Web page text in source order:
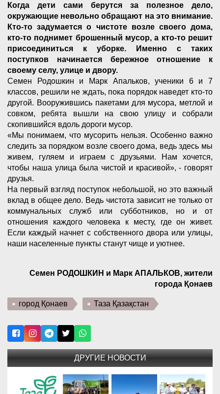
Когда дети сами берутся за полезное дело,
окружающие невольно обращают на это внимание.
Кто-то задумается о чистоте возле своего дома,
кто-то поднимет брошенный мусор, а кто-то решит
присоединиться к уборке. Именно с таких
поступков начинается бережное отношение к
своему селу, улице и двору.
Семен Родошкин и Марк Апальков, ученики 6 и 7
классов, решили не ждать, пока порядок наведет кто-то
другой. Вооружившись пакетами для мусора, метлой и
совком, ребята вышли на свою улицу и собрали
скопившийся вдоль дороги мусор.
«Мы понимаем, что мусорить нельзя. Особенно важно
следить за порядком возле своего дома, ведь здесь мы
живем, гуляем и играем с друзьями. Нам хочется,
чтобы наша улица была чистой и красивой», - говорят
друзья.
На первый взгляд поступок небольшой, но это важный
вклад в общее дело. Ведь чистота зависит не только от
коммунальных служб или субботников, но и от
отношения каждого человека к месту, где он живет.
Если каждый начнет с собственного двора или улицы,
наши населенные пункты станут чище и уютнее.
Семен РОДОШКИН и Марк АПАЛЬКОВ, жители
города Қонаев
город Қонаев Таза Қазақстан
ДРУГИЕ НОВОСТИ